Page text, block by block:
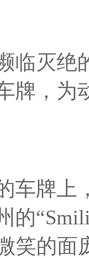
临灭绝
牌，为
车牌上
的
笑的